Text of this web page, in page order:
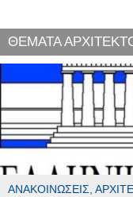
ΘΕΜΑΤΑ
ΑΝΑΚΟΙΝΏΣΕΙΣ,